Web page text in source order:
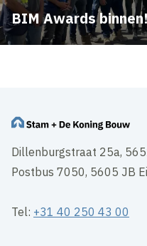
BIM Awards
Dillenburgstraat 25a,
Postbus 7050, 5605 JB
Tel: +31 40 250 43 00